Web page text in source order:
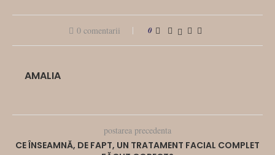
0 comentarii 0
AMALIA
postarea precedenta
CE ÎNSEAMNĂ, DE FAPT, UN TRATAMENT FACIAL COMPLET